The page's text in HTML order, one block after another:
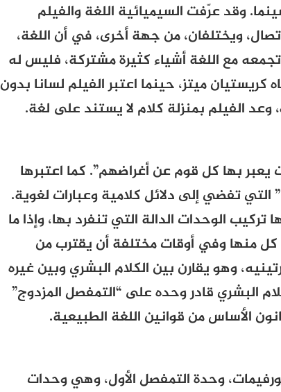
وقد عرّفت السيميائية اللغة والفيلم
ويختلفان، من جهة أخرى، في أن اللغة،
تجمعه مع اللغة أشياء كثيرة مشتركة، فليس له
ميتز، حينما اعتبر الفيلم لسانا بدون
الفيلم بمنزلة كلام لا يستند على لغة.
بها كل قوم عن أغراضهم”. كما اعتبرها
التي تفضي إلى دلائل كلامية وعبارات لغوية.
الوحدات الدالة التي تنفرد بها، وإذا ما
كل منها وفي أوقات مختلفة أن يقترب من
وهو يقارن بين الكلام البشري وبين غيره
البشري قادر وحده على “التمفصل المزدوج”
الأساس من قوانين اللغة الطبيعية.
وحدة التمفصل الأول، وهي وحدات